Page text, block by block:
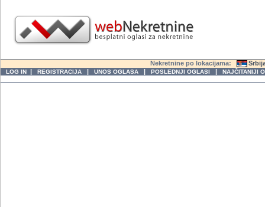
Nekretnine po lokacijama:
LOG IN | REGISTRACIJA | UNOS OGLASA | POSLEDNJI OGLASI | NAJČITANIJI